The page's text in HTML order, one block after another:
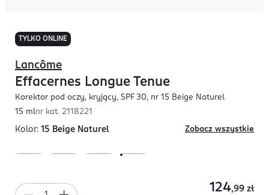
TYLKO ONLINE
Lancôme
Effacernes Longue Tenue
Korektor pod oczy, kryjący, SPF 30, nr 15 Beige Naturel
15 mlnr kat. 2118221
Kolor: 15 Beige Naturel Zobacz wszystkie
124,99 zł